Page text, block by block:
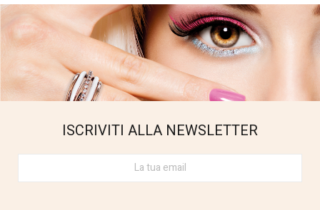
ISCRIVITI ALLA NEWSLETTER